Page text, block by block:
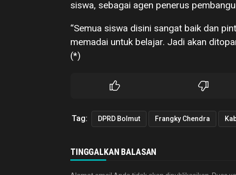
siswa, sebagai agen penerus
“Semua siswa disini sangat baik dan
memadai untuk belajar. Jadi akan
(*)
Tag: DPRD Bolmut Frangky Chendra
TINGGALKAN BALASAN